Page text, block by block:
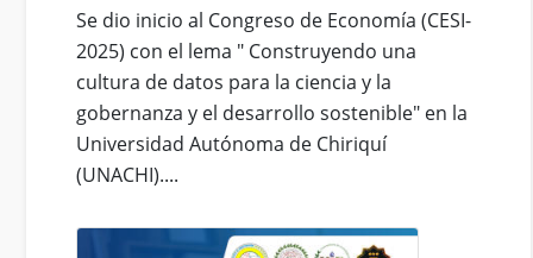
Se dio inicio al Congreso de Economía (CESI-
2025) con el lema " Construyendo una
cultura de datos para la ciencia y la
gobernanza y el desarrollo sostenible" en la
Universidad Autónoma de Chiriquí
(UNACHI)....